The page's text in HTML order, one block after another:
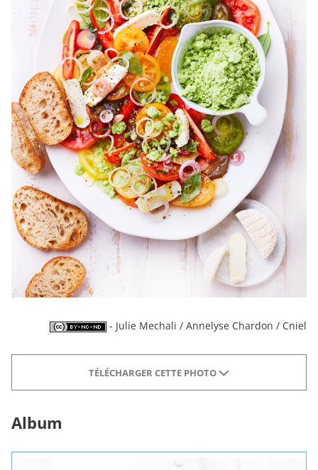
- Julie Mechali / Annelyse Chardon / Cniel
TÉLÉCHARGER CETTE PHOTO
Album